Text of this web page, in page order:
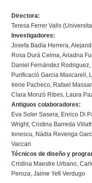
Directora:
Teresa Ferrer Valls
Investigadores:
Josefa Badía Herrera,
Rosa Durá Celma, Ariadna
Daniel Fernández Rodriguez
Purificació Garcia Mascarell,
Irene Pacheco, Rafael
Clara Monzó Ribes, Laura
Antiguos colaboradores:
Eva Soler Sasera, Enrico Di
Wright, Cristina Barreda
Ionescu, Nàdia Revenga
Vaccari
Técnicos de diseño y
Cristina Maestre Urbano,
Peroza, Jaime Yefi Verdugo